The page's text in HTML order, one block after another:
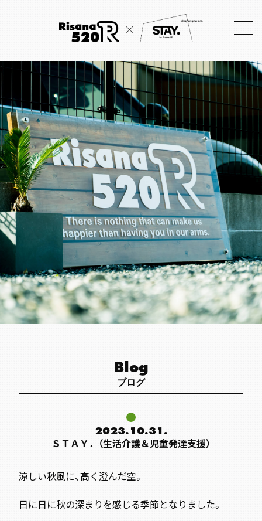
Blog
ブログ
2023.10.31.
ＳＴＡＹ．（生活介護＆児童発達支援）
涼しい秋風に、高く澄んだ空。
日に日に秋の深まりを感じる季節となりました。